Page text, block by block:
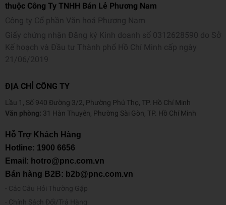
thuộc Công Ty TNHH Bán Lẻ Phương Nam
Công ty Cổ phần Văn hoá Phương Nam
Giấy chứng nhận Đăng ký Kinh doanh số 0312628590 do Sở
Kế hoạch và Đầu tư Thành phố Hồ Chí Minh cấp ngày
21/06/2019
ĐỊA CHỈ CÔNG TY
Lầu 1, Số 940 Đường 3/2, Phường Phú Thọ, TP. Hồ Chí Minh
Văn phòng: 31 Hàn Thuyên, Phường Sài Gòn, TP. Hồ Chí Minh
Hỗ Trợ Khách Hàng
Hotline: 1900 6656
Email: hotro@pnc.com.vn
Bán hàng B2B: b2b@pnc.com.vn
Các Câu Hỏi Thường Gặp
Chính Sách Đổi/Trả Hàng